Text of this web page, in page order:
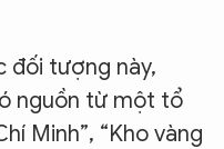
đối tượng này,
nguồn từ một tổ
Minh”, “Kho vàng